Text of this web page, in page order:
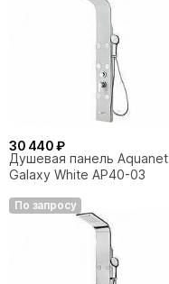
30 440 ₽
Душевая панель Aquanet
Galaxy White AP40-03
По запросу